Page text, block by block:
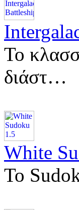
Το
διάστ…
White
Το